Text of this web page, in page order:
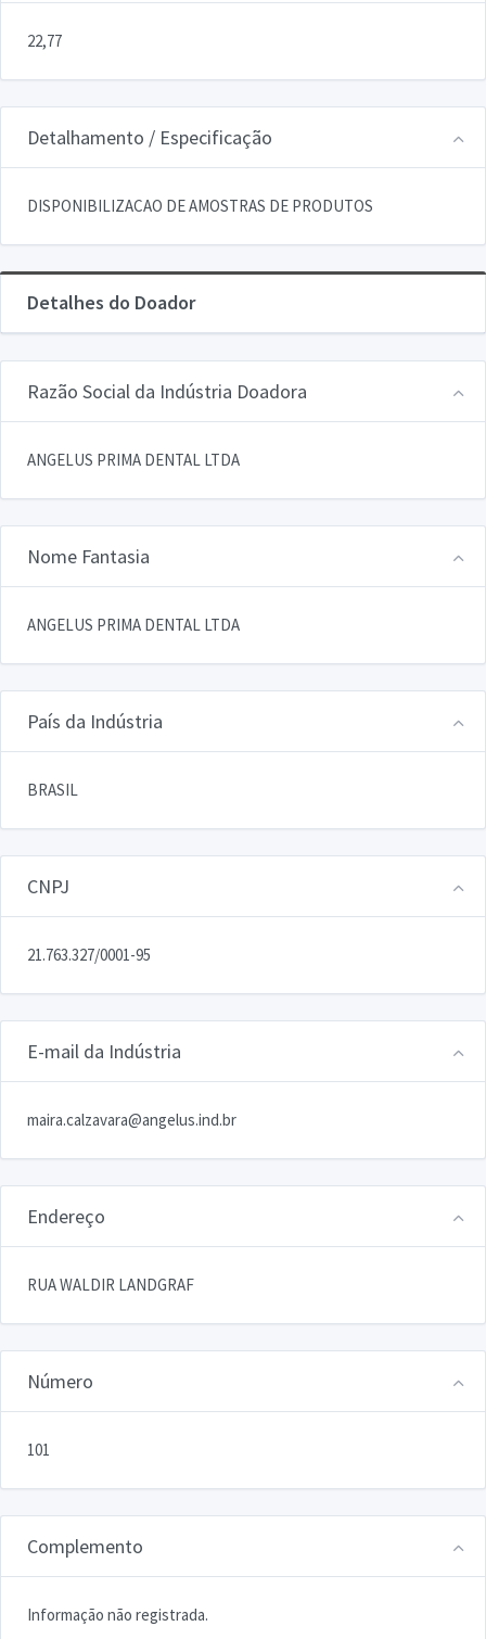
22,77
Detalhamento / Especificação
DISPONIBILIZACAO DE AMOSTRAS DE PRODUTOS
Detalhes do Doador
Razão Social da Indústria Doadora
ANGELUS PRIMA DENTAL LTDA
Nome Fantasia
ANGELUS PRIMA DENTAL LTDA
País da Indústria
BRASIL
CNPJ
21.763.327/0001-95
E-mail da Indústria
maira.calzavara@angelus.ind.br
Endereço
RUA WALDIR LANDGRAF
Número
101
Complemento
Informação não registrada.